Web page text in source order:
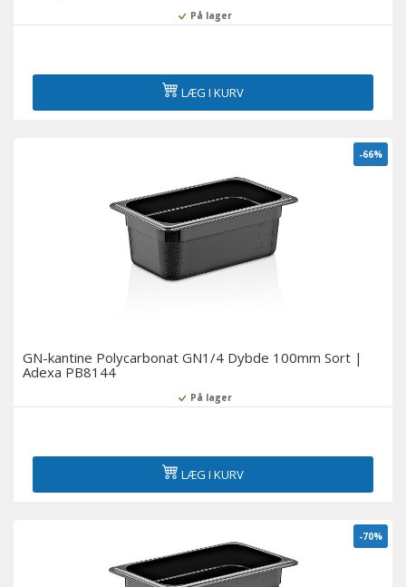
På lager
LÆG I KURV
-66%
GN-kantine Polycarbonat GN1/4 Dybde 100mm Sort |
Adexa PB8144
På lager
LÆG I KURV
-70%